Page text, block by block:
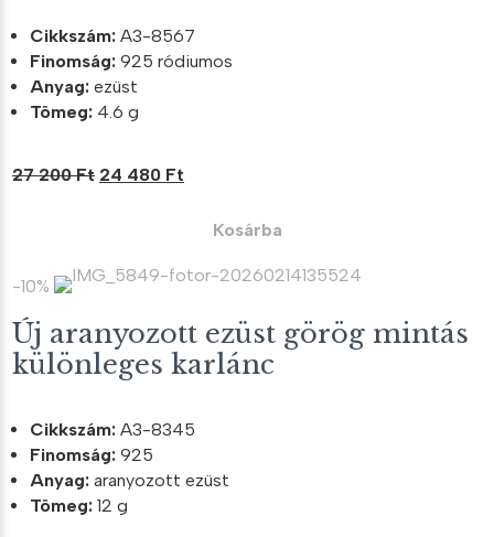
Cikkszám: A3-8567
Finomság: 925 ródiumos
Anyag: ezüst
Tömeg: 4.6 g
27 200Ft Original
200 Ft.
24 480 Ft
480 Ft.
Kosárba
-10%
Új aranyozott ezüst görög mintás
különleges karlánc
Cikkszám: A3-8345
Finomság: 925
Anyag: aranyozott ezüst
Tömeg: 12 g